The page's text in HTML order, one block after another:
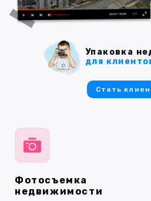
Фотосъемка
недвижимости
Упаковка
для
Стать